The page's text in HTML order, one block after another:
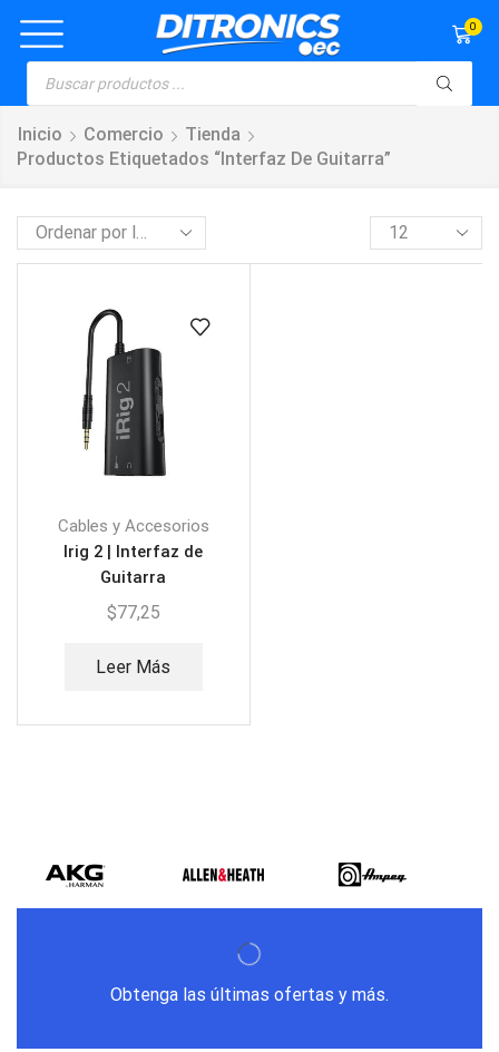
0
Inicio Comercio
Tienda
Productos Etiquetados “interfaz De Guitarra”
Cables y Accesorios
Irig 2 | Interfaz de
Guitarra
$77,25
Leer Más
Obtenga las últimas ofertas y más.